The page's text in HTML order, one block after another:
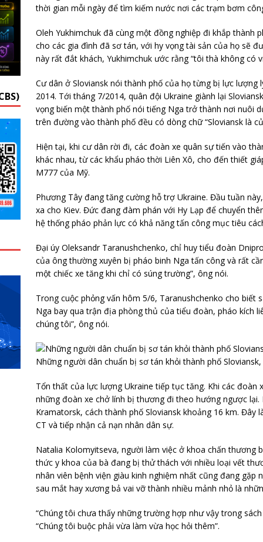
thời gian mỗi ngày để tìm kiếm nước nơi các trạm bơm
Oleh Yukhimchuk đã cùng một đồng nghiệp đi khắp thành
cho các gia đình đã sơ tán, với hy vọng tài sản của họ sẽ
này rất đắt khách, Yukhimchuk ước rằng “tôi thà không có
Cư dân ở Sloviansk nói thành phố của họ từng bị lực
2014. Tới tháng 7/2014, quân đội Ukraine giành lại
vọng biến một thành phố nói tiếng Nga trở thành nơi nuôi
trên đường vào thành phố đều có dòng chữ “Sloviansk là
Hiện tại, khi cư dân rời đi, các đoàn xe quân sự tiến vào
khác nhau, từ các khẩu pháo thời Liên Xô, cho đến thiết
M777 của Mỹ.
Phương Tây đang tăng cường hỗ trợ Ukraine. Đầu tuần
xa cho Kiev. Đức đang đàm phán với Hy Lạp để chuyển
hệ thống pháo phản lực có khả năng tấn công mục tiêu
Đại úy Oleksandr Taranushchenko, chỉ huy tiểu đoàn
của ông thường xuyên bị pháo binh Nga tấn công và rất
một chiếc xe tăng khi chỉ có súng trường”, ông nói.
Trong cuộc phỏng vấn hôm 5/6, Taranushchenko cho biết
Nga bay qua trận địa phòng thủ của tiểu đoàn, pháo kích
chúng tôi”, ông nói.
Những người dân chuẩn bị sơ tán khỏi thành phố
Tổn thất của lực lượng Ukraine tiếp tục tăng. Khi các
những đoàn xe chở lính bị thương đi theo hướng ngược
Kramatorsk, cách thành phố Sloviansk khoảng 16 km. Đây
CT và tiếp nhận cả nạn nhân dân sự.
Natalia Kolomyitseva, người làm việc ở khoa chấn thương
thức y khoa của bà đang bị thử thách với nhiều loại vết
nhân viên bệnh viện giàu kinh nghiệm nhất cũng đang gặp
sau mắt hay xương bả vai vỡ thành nhiều mảnh nhỏ là
“Chúng tôi chưa thấy những trường hợp như vậy trong
“Chúng tôi buộc phải vừa làm vừa học hỏi thêm”.